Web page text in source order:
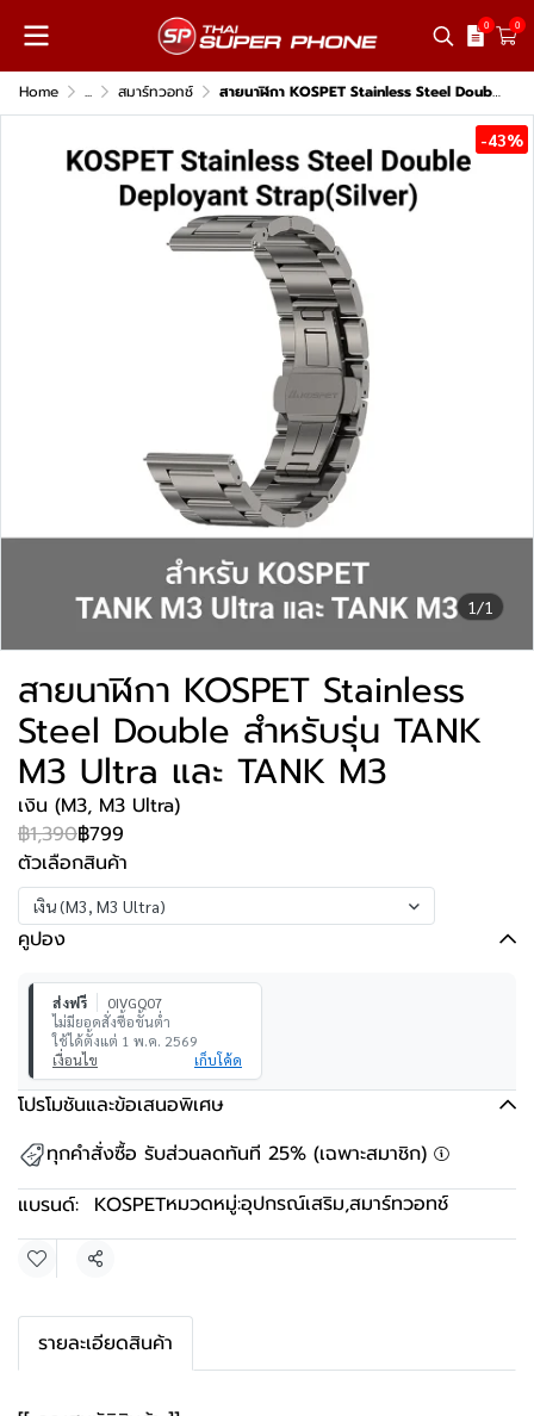
0 0
Home ... สมาร์ทวอทช์ สายนาฬิกา KOSPET Stainless Steel Double สำหรับรุ่น TANK M3 Ultra และ TANK M3
1/1
-43%
สายนาฬิกา KOSPET Stainless
Steel Double สำหรับรุ่น TANK
M3 Ultra และ TANK M3
เงิน (M3, M3 Ultra)
฿1,390฿799
ตัวเลือกสินค้า
เงิน (M3, M3 Ultra)
คูปอง
ส่งฟรี
0IVGQ07
ไม่มียอดสั่งซื้อขั้นต่ำ
ใช้ได้ตั้งแต่ 1 พ.ค. 2569
เงื่อนไข
เก็บโค้ด
โปรโมชันและข้อเสนอพิเศษ
ทุกคำสั่งซื้อ รับส่วนลดทันที 25% (เฉพาะสมาชิก)
แบรนด์: KOSPETหมวดหมู่:อุปกรณ์เสริม,สมาร์ทวอทช์
แชร์
รายละเอียดสินค้า